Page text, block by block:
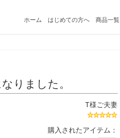
ホーム はじめての方へ 商品一覧
りました。
T様ご夫妻
購入されたアイテム：